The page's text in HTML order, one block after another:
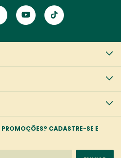
PROMOÇÕES? CADASTRE-SE E